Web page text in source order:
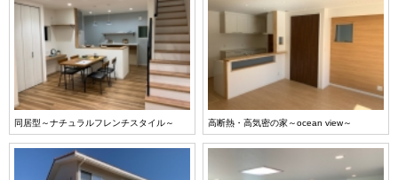
同居型～ナチュラルフレンチスタイル～ 高断熱・高気密の家～ocean view～